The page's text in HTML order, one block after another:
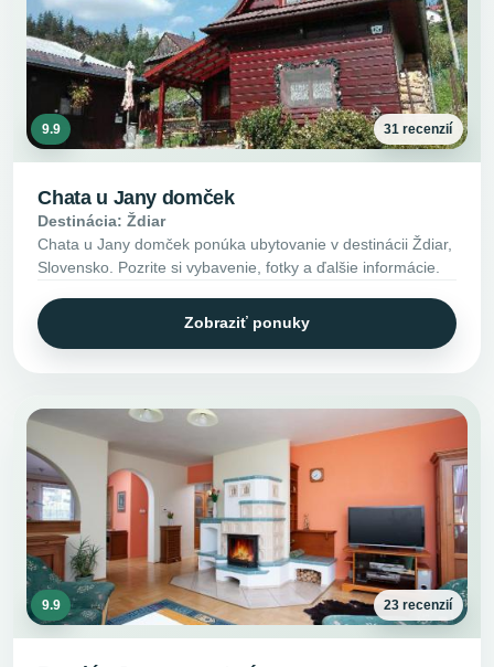
9.9 31 recenzií
Chata u Jany domček
Destinácia: Ždiar
Chata u Jany domček ponúka ubytovanie v destinácii Ždiar,
Slovensko. Pozrite si vybavenie, fotky a ďalšie informácie.
Zobraziť ponuky
9.9 23 recenzií